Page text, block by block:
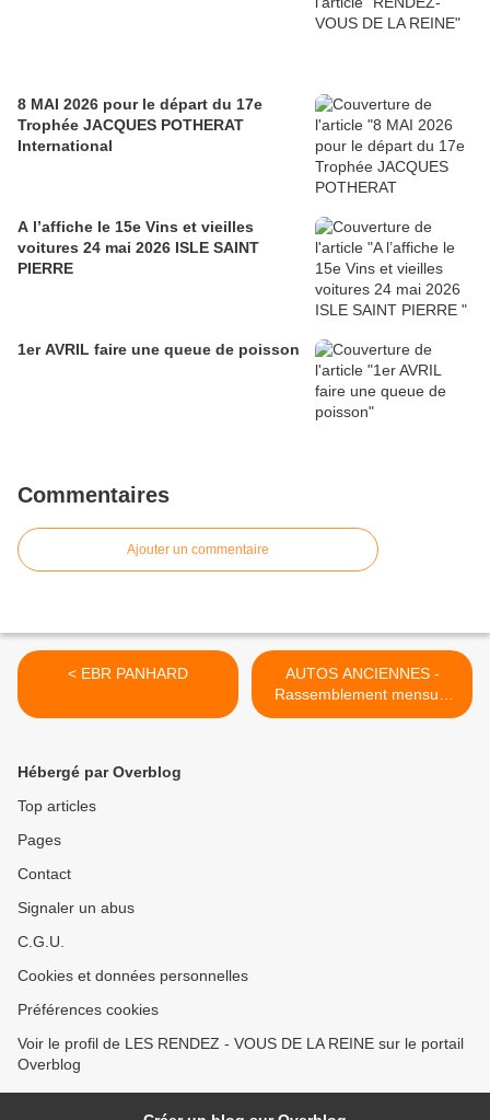
8 MAI 2026 pour le départ du 17e
Trophée JACQUES POTHERAT
International
A l’affiche le 15e Vins et vieilles
voitures 24 mai 2026 ISLE SAINT
PIERRE
1er AVRIL faire une queue de poisson
Commentaires
Ajouter un commentaire
< EBR PANHARD
AUTOS ANCIENNES -
Rassemblement mensuel
de PUJAUT (30) – AOÛT
Hébergé par Overblog
Top articles
Pages
Contact
Signaler un abus
C.G.U.
Cookies et données personnelles
Préférences cookies
Voir le profil de LES RENDEZ - VOUS DE LA REINE sur le portail
Overblog